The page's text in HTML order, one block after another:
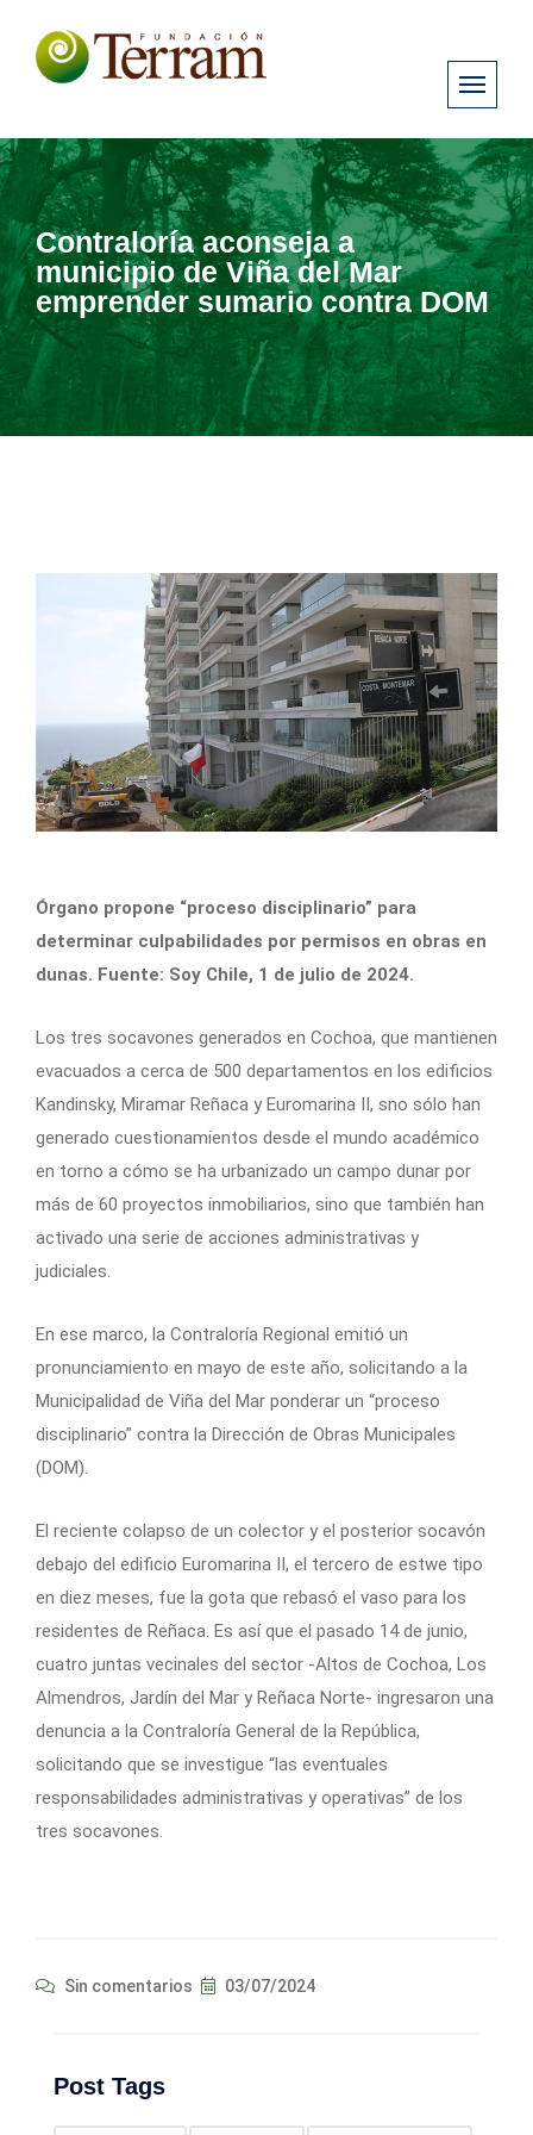
Contraloría aconseja a
municipio de Viña del Mar
emprender sumario contra DOM
Órgano propone “proceso disciplinario” para
determinar culpabilidades por permisos en obras en
dunas. Fuente: Soy Chile, 1 de julio de 2024.
Los tres socavones generados en Cochoa, que mantienen
evacuados a cerca de 500 departamentos en los edificios
Kandinsky, Miramar Reñaca y Euromarina II, sno sólo han
generado cuestionamientos desde el mundo académico
en torno a cómo se ha urbanizado un campo dunar por
más de 60 proyectos inmobiliarios, sino que también han
activado una serie de acciones administrativas y
judiciales.
En ese marco, la Contraloría Regional emitió un
pronunciamiento en mayo de este año, solicitando a la
Municipalidad de Viña del Mar ponderar un “proceso
disciplinario” contra la Dirección de Obras Municipales
(DOM).
El reciente colapso de un colector y el posterior socavón
debajo del edificio Euromarina II, el tercero de estwe tipo
en diez meses, fue la gota que rebasó el vaso para los
residentes de Reñaca. Es así que el pasado 14 de junio,
cuatro juntas vecinales del sector -Altos de Cochoa, Los
Almendros, Jardín del Mar y Reñaca Norte- ingresaron una
denuncia a la Contraloría General de la República,
solicitando que se investigue “las eventuales
responsabilidades administrativas y operativas” de los
tres socavones.
Sin comentarios 03/07/2024
Post Tags